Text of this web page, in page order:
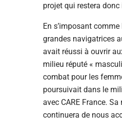
projet qui restera donc
En s’imposant comme
grandes navigatrices
avait réussi à ouvrir
milieu réputé «
combat pour les
poursuivait dans le
avec CARE France. Sa
continuera de nous